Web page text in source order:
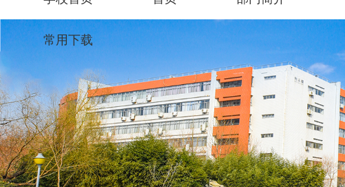
常用下载